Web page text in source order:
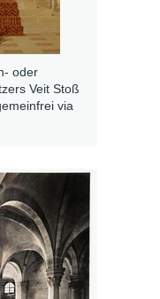
oder
Veit Stoß
via